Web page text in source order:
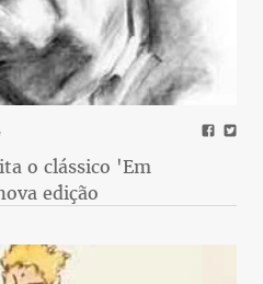
o clássico 'Em
edição